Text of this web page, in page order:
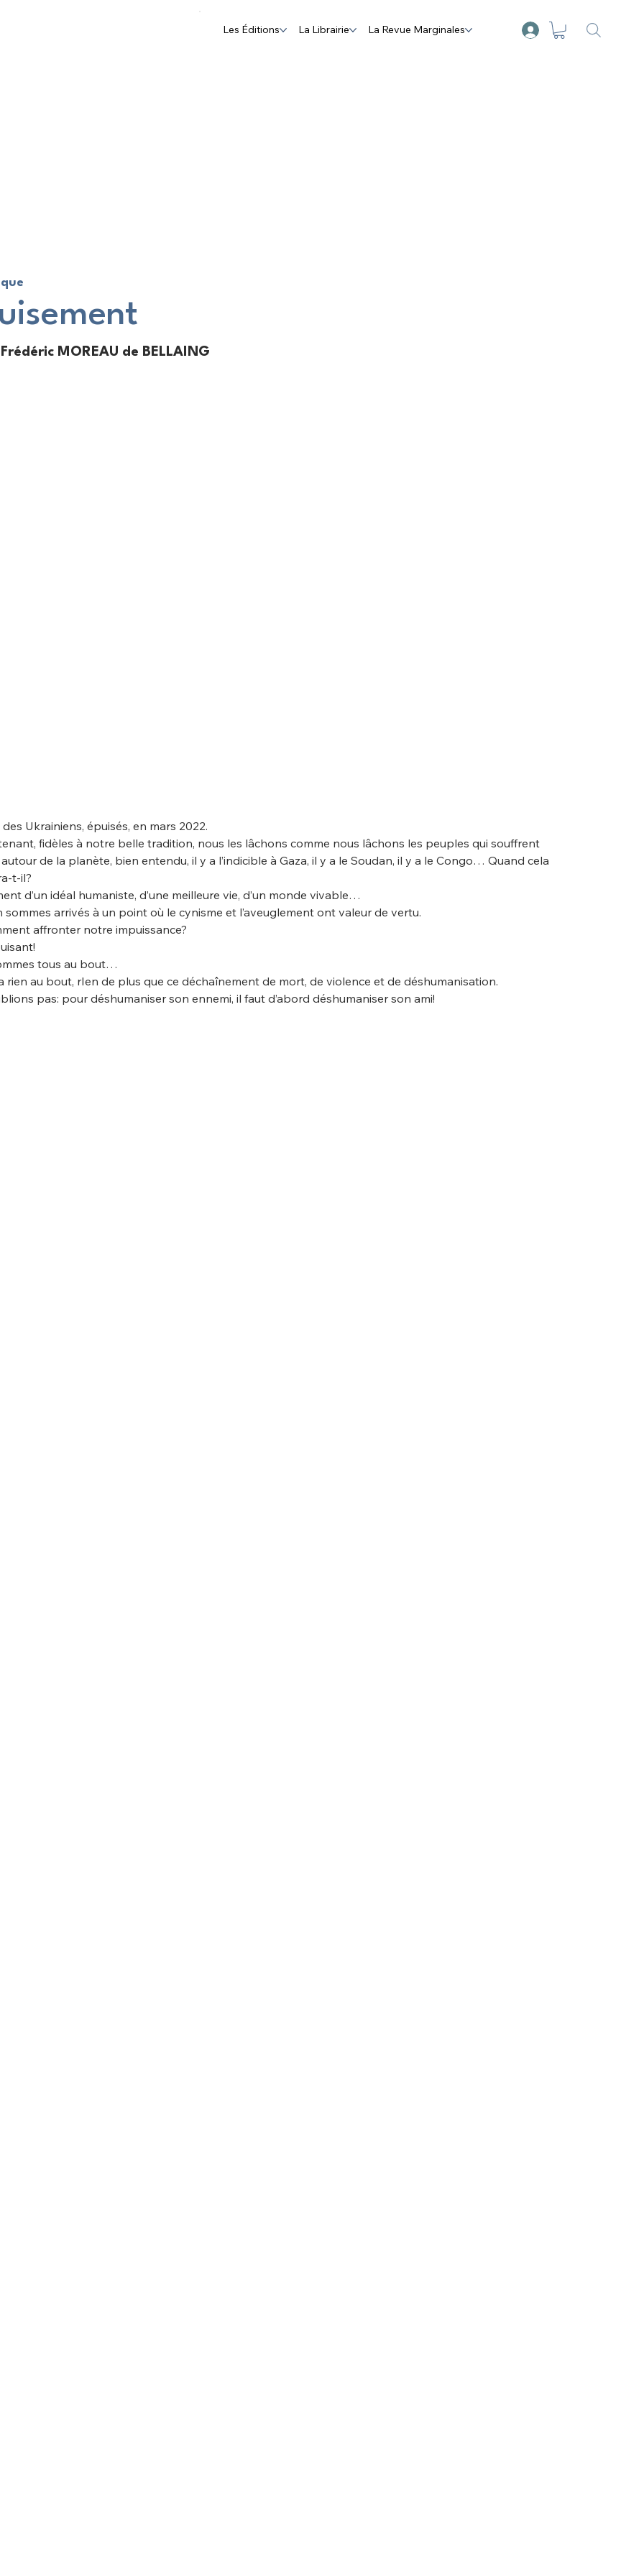
Les Éditions La Librairie La Revue Marginales
Frédéric MOREAU de BELLAING
des Ukrainiens, épuisés, en mars 2022.
fidèles à notre belle tradition, nous les lâchons comme nous lâchons les peuples qui souffrent
de la planète, bien entendu, il y a l’indicible à Gaza, il y a le Soudan, il y a le Congo… Quand cela
t-il?
d’un idéal humaniste, d’une meilleure vie, d’un monde vivable…
sommes arrivés à un point où le cynisme et l’aveuglement ont valeur de vertu.
affronter notre impuissance?
tous au bout…
a rien au bout, rIen de plus que ce déchaînement de mort, de violence et de déshumanisation.
pas: pour déshumaniser son ennemi, il faut d’abord déshumaniser son ami!